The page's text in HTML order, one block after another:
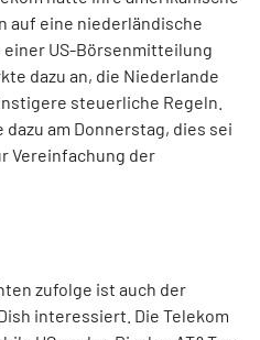
auf eine niederländische
US-Börsenmitteilung
dazu an, die Niederlande
steuerliche Regeln.
am Donnerstag, dies sei
Vereinfachung der
zufolge ist auch der
interessiert. Die Telekom